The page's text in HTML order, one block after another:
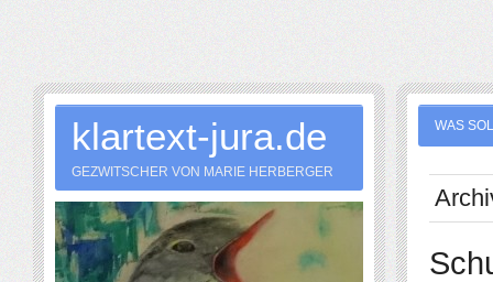
WAS
klartext-jura.de
GEZWITSCHER VON MARIE HERBERGER